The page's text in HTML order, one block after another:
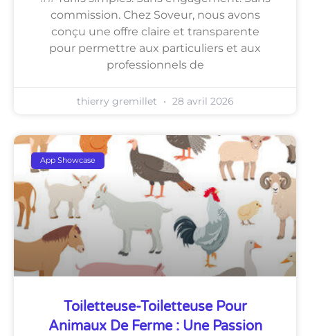
commission. Chez Soveur, nous avons
conçu une offre claire et transparente
pour permettre aux particuliers et aux
professionnels de
thierry gremillet 28 avril 2026
App Showcase
Toiletteuse-Toiletteuse Pour
Animaux De Ferme : Une Passion